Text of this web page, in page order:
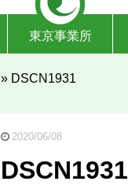
東京事業所
» DSCN1931
2020/06/08
DSCN1931